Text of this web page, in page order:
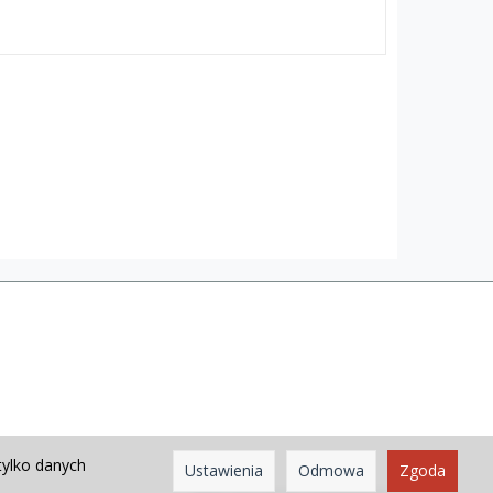
danych Ustawienia Odmowa Zgoda